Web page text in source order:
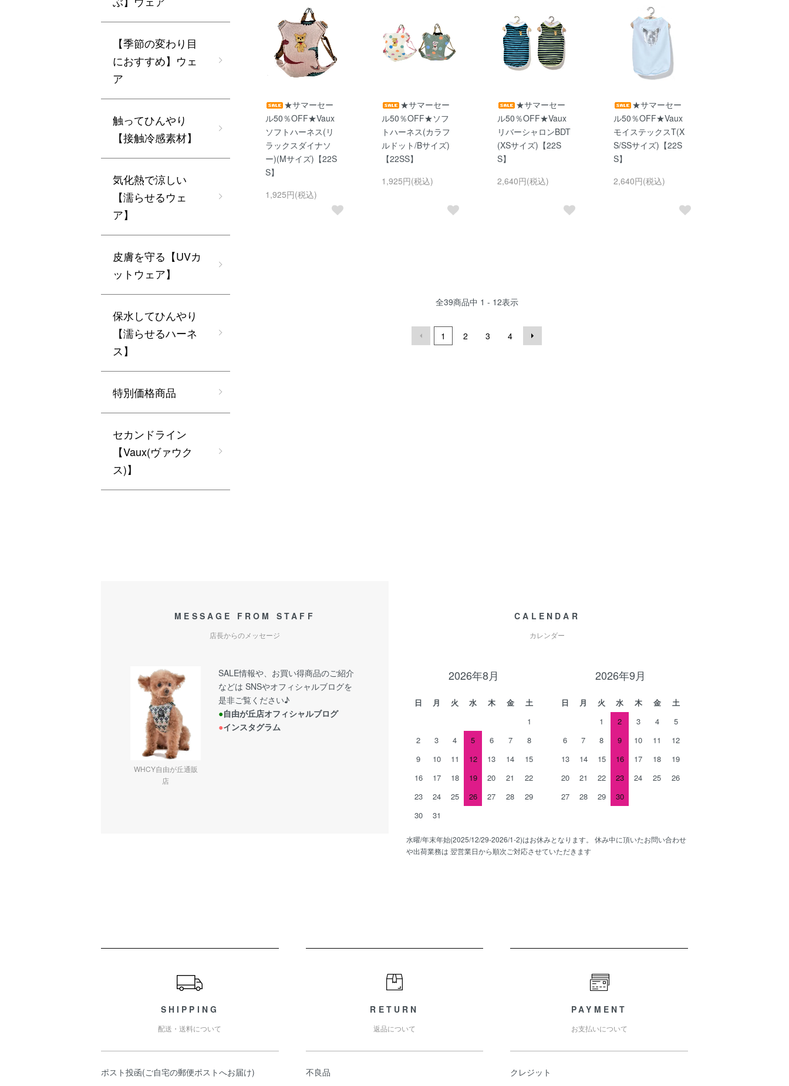
★サマーセー
ル50％OFF★Vaux
ソフトハーネス(リ
ラックスダイナソ
ー)(Mサイズ)【22S
S】
1,925円(税込)
★サマーセー
ル50％OFF★ソフ
トハーネス(カラフ
ルドット/Bサイズ)
【22SS】
1,925円(税込)
★サマーセー
ル50％OFF★Vaux
リバーシャロンBDT
(XSサイズ)【22S
S】
2,640円(税込)
★サマーセー
ル50％OFF★Vaux
モイステックスT(X
S/SSサイズ)【22S
S】
2,640円(税込)
全39商品中 1 - 12表示
1 2 3 4
【季節の変わり目
におすすめ】ウェ
ア
触ってひんやり
【接触冷感素材】
気化熱で涼しい
【濡らせるウェ
ア】
皮膚を守る【UVカ
ットウェア】
保水してひんやり
【濡らせるハーネ
ス】
特別価格商品
セカンドライン
【Vaux(ヴァウク
ス)】
MESSAGE FROM STAFF
店長からのメッセージ
WHCY自由が丘通販
店
SALE情報や、お買い得商品のご紹介
などは SNSやオフィシャルブログを
是非ご覧ください♪
●自由が丘店オフィシャルブログ
●インスタグラム
CALENDAR
カレンダー
2026年8月
日 月 火 水 木 金
土
1
2
3 4 5 6 7
8
9
10 11 12 13 14
15
16
17 18 19 20 21
22
23
24 25 26 27 28
29
30
31
2026年9月
日 月 火 水 木 金
土
1
2 3 4
5
6
7 8 9 10 11
12
13
14 15 16 17 18
19
20
21 22 23 24 25
26
27
28 29 30
水曜/年末年始(2025/12/29-2026/1-2)はお休みとなります。 休み中に頂いたお問い合わせ
や出荷業務は 翌営業日から順次ご対応させていただきます
SHIPPING
配送・送料について
ポスト投函(ご自宅の郵便ポストへお届け)
RETURN
返品について
不良品
PAYMENT
お支払いについて
クレジット